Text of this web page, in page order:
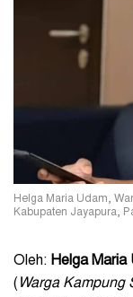
Helga Maria Udam,
Kabupaten Jayapura,
Oleh: Helga Maria
( Warga Kampung